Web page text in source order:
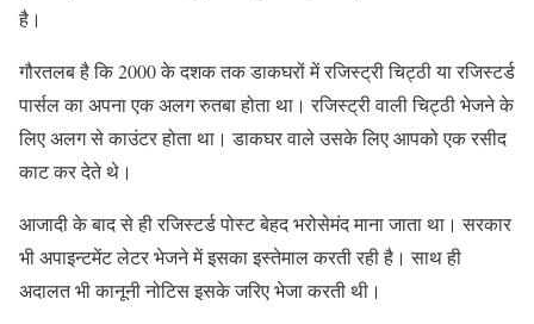
है।
गौरतलब है कि 2000 के दशक तक डाकघरों में रजिस्ट्री चिट्ठी या रजिस्टर्ड
पार्सल का अपना एक अलग रुतबा होता था। रजिस्ट्री वाली चिट्ठी भेजने के
लिए अलग से काउंटर होता था। डाकघर वाले उसके लिए आपको एक रसीद
काट कर देते थे।
आजादी के बाद से ही रजिस्टर्ड पोस्ट बेहद भरोसेमंद माना जाता था। सरकार
भी अपाइन्टमेंट लेटर भेजने में इसका इस्तेमाल करती रही है। साथ ही
अदालत भी कानूनी नोटिस इसके जरिए भेजा करती थी।